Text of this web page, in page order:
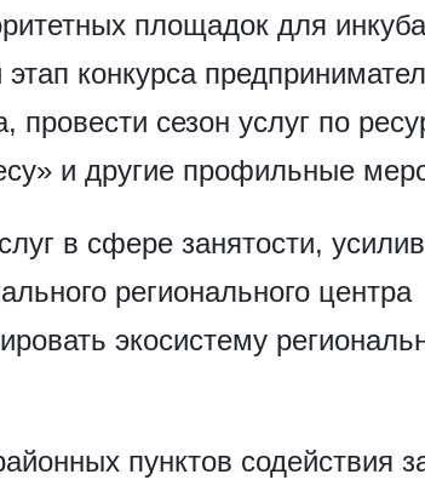
площадок для
конкурса
сезон услуг по
и другие профильные
в сфере занятости,
регионального центра
экосистему
пунктов содействия